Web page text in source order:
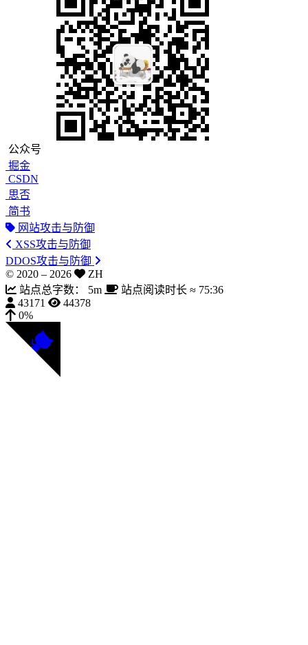
公众号
掘金
CSDN
思否
简书
网站攻击与防御
XSS攻击与防御
DDOS攻击与防御
© 2020 – 2026
ZH
站点总字数：
5m 站点阅读时长 ≈ 75:36
43171
44378
0%